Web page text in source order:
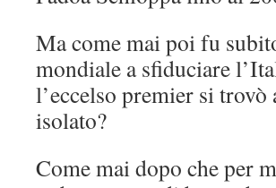
Ma come mai poi fu
mondiale a sfiduciare
l’eccelso premier si
isolato?
Come mai dopo che per